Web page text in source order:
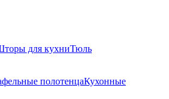
для кухниТюль
полотенцаКухонные